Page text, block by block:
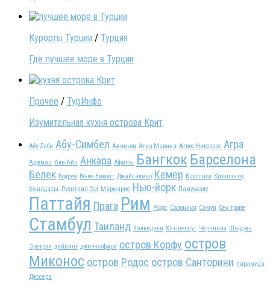
Курорты Турции / Турция
Где лучшее море в Турции
Прочее / ТурИнфо
Изумительная кухня острова Крит
Абу-Даби Абу-Симбел Авиньон Агиа Марина Агиос Николаос Агра
Аджман Аль-Айн Анкара Афины Бангкок Барселона
Белек Бодрум Во-ле-Виконт Джайсалмер Кемер Криопиги Кронплатц
Кушадасы Лузитана Сол Мармарис Нью-йорк Памуккале
Паттайя Прага Рим Родос Салоники Самуи Сен тропе
Стамбул Таиланд Халкидики Хатшепсут Червиния Шарджа
Эретрия дайвинг джип-сафари остров Корфу остров
Миконос остров Родос остров Санторини пирамида
Джосера